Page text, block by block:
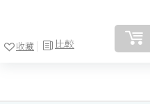
比較
收藏